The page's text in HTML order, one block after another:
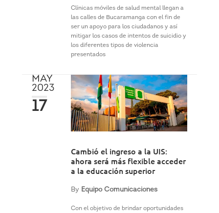
Clínicas móviles de salud mental llegan a
las calles de Bucaramanga con el fin de
ser un apoyo para los ciudadanos y así
mitigar los casos de intentos de suicidio y
los diferentes tipos de violencia
presentados
MAY
2023
17
Cambió el ingreso a la UIS:
ahora será más flexible acceder
a la educación superior
By Equipo Comunicaciones
Con el objetivo de brindar oportunidades